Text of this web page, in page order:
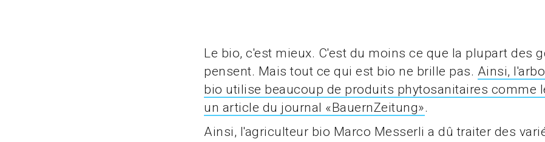
Le bio, c'est mieux. C'est du moins ce que la plupart des
pensent. Mais tout ce qui est bio ne brille pas. Ainsi,
bio utilise beaucoup de produits phytosanitaires comme
un article du journal «BauernZeitung».
Ainsi, l'agriculteur bio Marco Messerli a dû traiter des